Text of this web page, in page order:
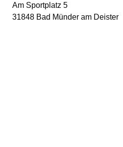
Am S​portplatz 5
31848 Bad Münder am Deister